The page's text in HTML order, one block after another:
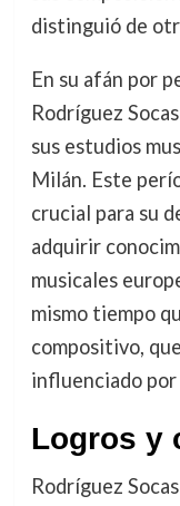
distinguió de
En su afán por
Rodríguez
sus estudios
Milán. Este
crucial para su
adquirir
musicales
mismo tiempo
compositivo,
influenciado por
Logros y
Rodríguez